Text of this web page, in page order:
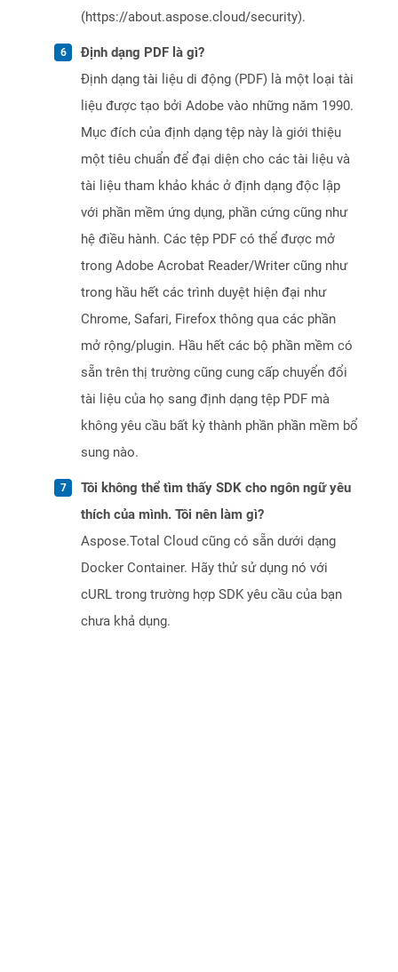
(https://about.aspose.cloud/security).
Định dạng PDF là gì?
Định dạng tài liệu di động (PDF) là một loại tài
liệu được tạo bởi Adobe vào những năm 1990.
Mục đích của định dạng tệp này là giới thiệu
một tiêu chuẩn để đại diện cho các tài liệu và
tài liệu tham khảo khác ở định dạng độc lập
với phần mềm ứng dụng, phần cứng cũng như
hệ điều hành. Các tệp PDF có thể được mở
trong Adobe Acrobat Reader/Writer cũng như
trong hầu hết các trình duyệt hiện đại như
Chrome, Safari, Firefox thông qua các phần
mở rộng/plugin. Hầu hết các bộ phần mềm có
sẵn trên thị trường cũng cung cấp chuyển đổi
tài liệu của họ sang định dạng tệp PDF mà
không yêu cầu bất kỳ thành phần phần mềm bổ
sung nào.
Tôi không thể tìm thấy SDK cho ngôn ngữ yêu
thích của mình. Tôi nên làm gì?
Aspose.Total Cloud cũng có sẵn dưới dạng
Docker Container. Hãy thử sử dụng nó với
cURL trong trường hợp SDK yêu cầu của bạn
chưa khả dụng.